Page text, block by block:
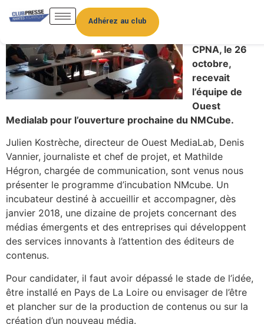
Adhérez au club
CPNA, le 26
octobre,
recevait
l’équipe de
Ouest
Medialab pour l’ouverture prochaine du NMCube.
Julien Kostrèche, directeur de Ouest MediaLab, Denis
Vannier, journaliste et chef de projet, et Mathilde
Hégron, chargée de communication, sont venus nous
présenter le programme d’incubation NMcube. Un
incubateur destiné à accueillir et accompagner, dès
janvier 2018, une dizaine de projets concernant des
médias émergents et des entreprises qui développent
des services innovants à l’attention des éditeurs de
contenus.
Pour candidater, il faut avoir dépassé le stade de l’idée,
être installé en Pays de La Loire ou envisager de l’être
et plancher sur de la production de contenus ou sur la
création d’un nouveau média.